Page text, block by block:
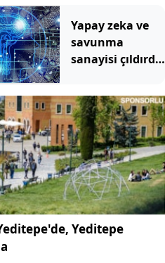
Yapay zeka ve
savunma
sanayisi çıldırdı:
temmuz
kazananları
belli oldu
Yeditepe